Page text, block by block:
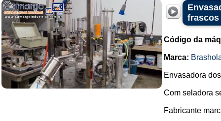
frascos
Código da
Marca:
Envasadora
Com seladora
Fabricante